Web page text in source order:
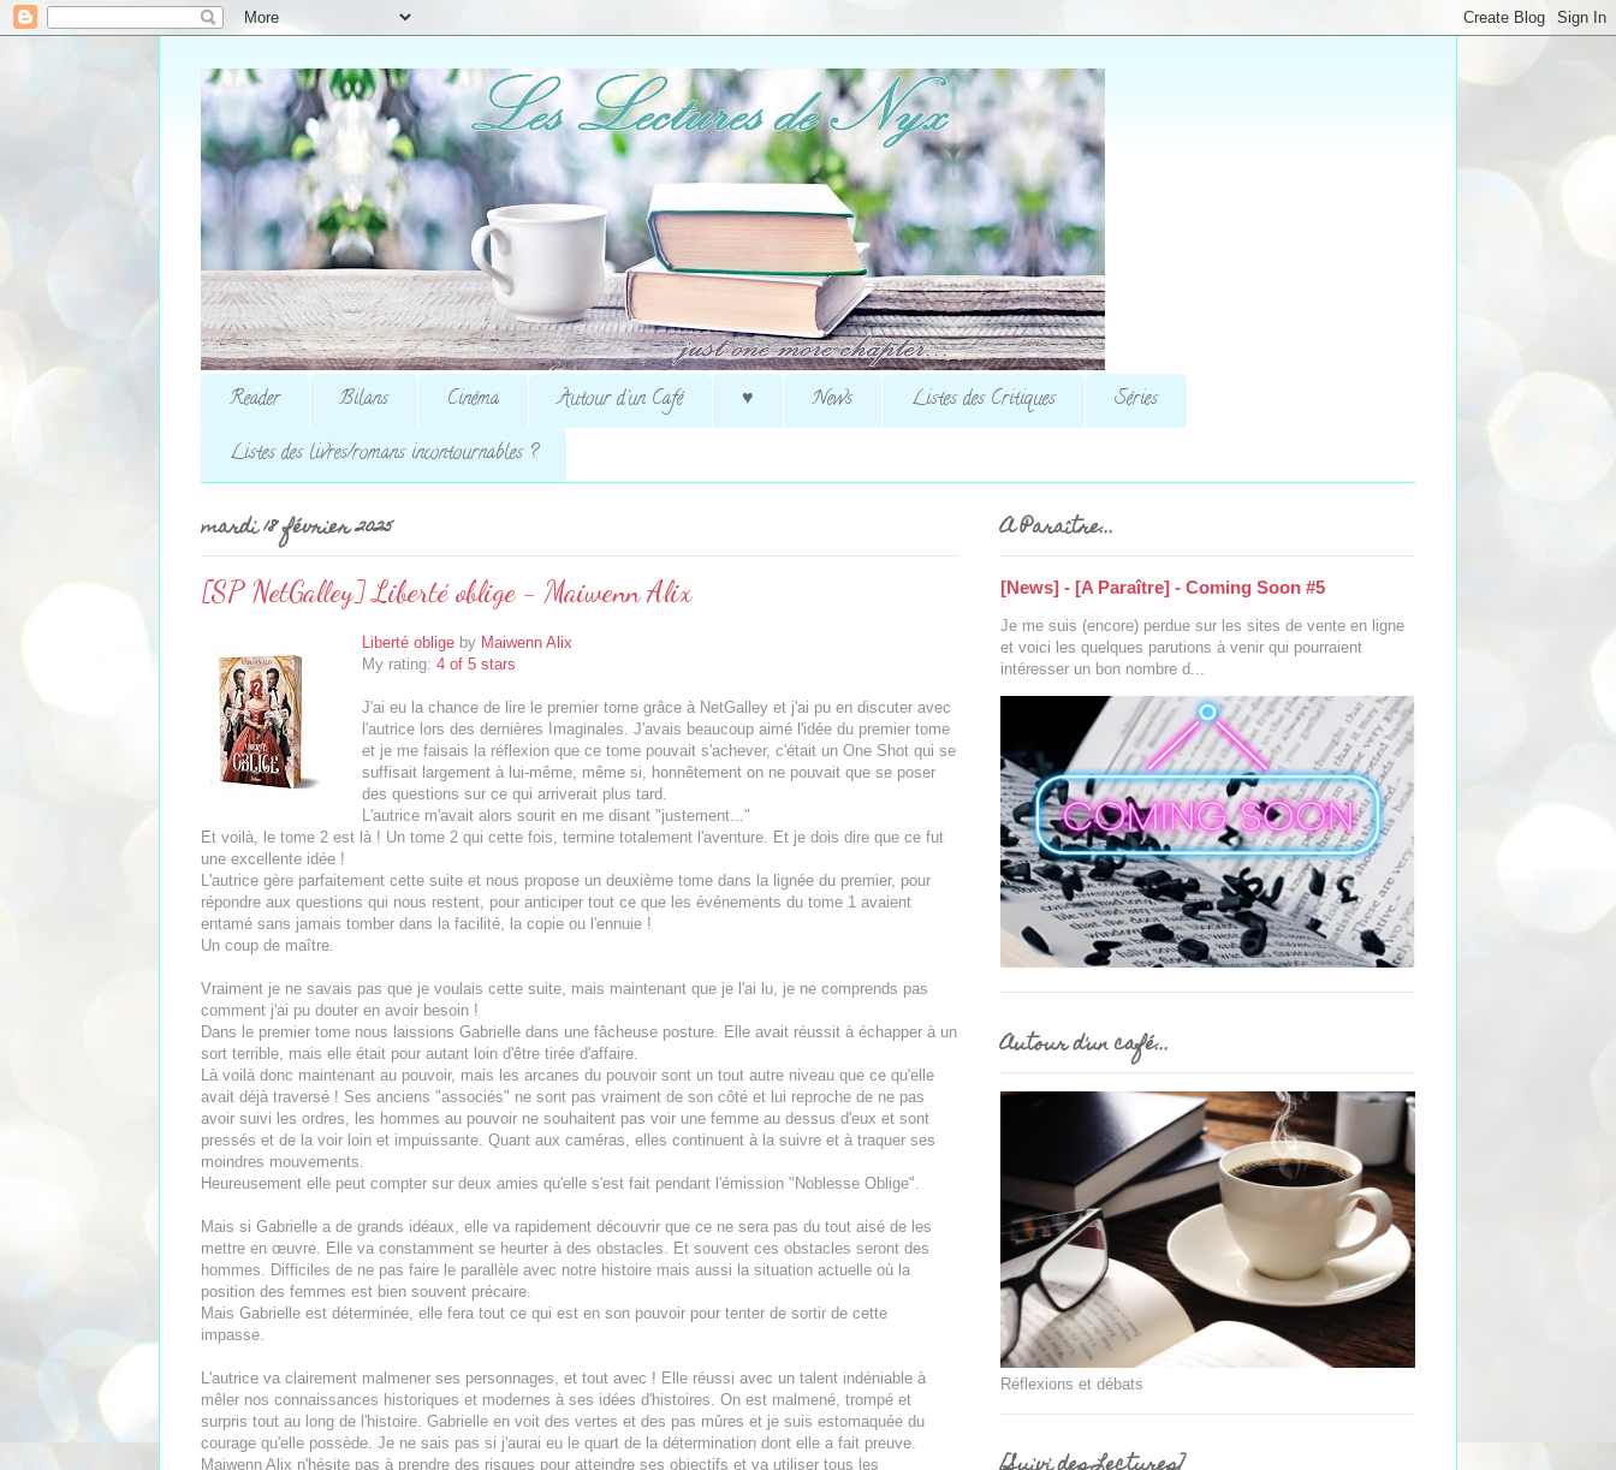
Reader Bilans Cinéma Autour d'un Café ♥ News Listes des Critiques
Séries
Listes des livres/romans incontournables ?
mardi 18 février 2025
[SP NetGalley] Liberté oblige - Maiwenn Alix
Liberté oblige by Maiwenn Alix
My rating: 4 of 5 stars
J'ai eu la chance de lire le premier tome grâce à NetGalley et j'ai pu en discuter avec
l'autrice lors des dernières Imaginales. J'avais beaucoup aimé l'idée du premier tome
et je me faisais la réflexion que ce tome pouvait s'achever, c'était un One Shot qui se
suffisait largement à lui-même, même si, honnêtement on ne pouvait que se poser
des questions sur ce qui arriverait plus tard.
L'autrice m'avait alors sourit en me disant "justement..."
Et voilà, le tome 2 est là ! Un tome 2 qui cette fois, termine totalement l'aventure. Et je dois dire que ce fut
une excellente idée !
L'autrice gère parfaitement cette suite et nous propose un deuxième tome dans la lignée du premier, pour
répondre aux questions qui nous restent, pour anticiper tout ce que les événements du tome 1 avaient
entamé sans jamais tomber dans la facilité, la copie ou l'ennuie !
Un coup de maître.
Vraiment je ne savais pas que je voulais cette suite, mais maintenant que je l'ai lu, je ne comprends pas
comment j'ai pu douter en avoir besoin !
Dans le premier tome nous laissions Gabrielle dans une fâcheuse posture. Elle avait réussit à échapper à un
sort terrible, mais elle était pour autant loin d'être tirée d'affaire.
Là voilà donc maintenant au pouvoir, mais les arcanes du pouvoir sont un tout autre niveau que ce qu'elle
avait déjà traversé ! Ses anciens "associés" ne sont pas vraiment de son côté et lui reproche de ne pas
avoir suivi les ordres, les hommes au pouvoir ne souhaitent pas voir une femme au dessus d'eux et sont
pressés et de la voir loin et impuissante. Quant aux caméras, elles continuent à la suivre et à traquer ses
moindres mouvements.
Heureusement elle peut compter sur deux amies qu'elle s'est fait pendant l'émission "Noblesse Oblige".
Mais si Gabrielle a de grands idéaux, elle va rapidement découvrir que ce ne sera pas du tout aisé de les
mettre en œuvre. Elle va constamment se heurter à des obstacles. Et souvent ces obstacles seront des
hommes. Difficiles de ne pas faire le parallèle avec notre histoire mais aussi la situation actuelle où la
position des femmes est bien souvent précaire.
Mais Gabrielle est déterminée, elle fera tout ce qui est en son pouvoir pour tenter de sortir de cette
impasse.
L'autrice va clairement malmener ses personnages, et tout avec ! Elle réussi avec un talent indéniable à
mêler nos connaissances historiques et modernes à ses idées d'histoires. On est malmené, trompé et
surpris tout au long de l'histoire. Gabrielle en voit des vertes et des pas mûres et je suis estomaquée du
courage qu'elle possède. Je ne sais pas si j'aurai eu le quart de la détermination dont elle a fait preuve.
Maiwenn Alix n'hésite pas à prendre des risques pour atteindre ses objectifs et va utiliser tous les
A Paraître...
[News] - [A Paraître] - Coming Soon #5
Je me suis (encore) perdue sur les sites de vente en ligne
et voici les quelques parutions à venir qui pourraient
intéresser un bon nombre d...
Autour d'un café...
Réflexions et débats